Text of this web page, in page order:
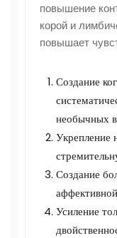
повышение
корой и
повышает
Создание
необычных
Укрепление
Создание
Усиление